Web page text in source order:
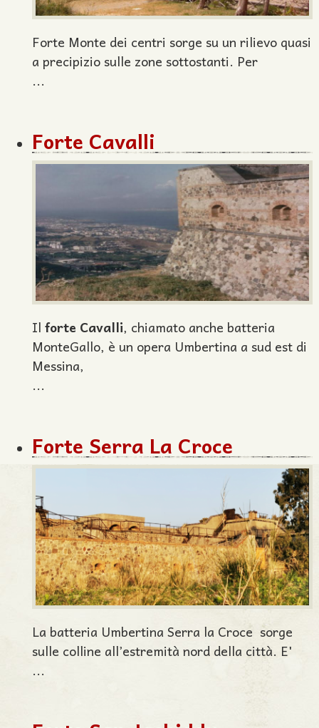
Forte Monte dei centri sorge su un rilievo quasi
a precipizio sulle zone sottostanti. Per
...
Forte Cavalli
Il forte Cavalli, chiamato anche batteria
MonteGallo, è un opera Umbertina a sud est di
Messina,
...
Forte Serra La Croce
La batteria Umbertina Serra la Croce sorge
sulle colline all’estremità nord della città. E'
...